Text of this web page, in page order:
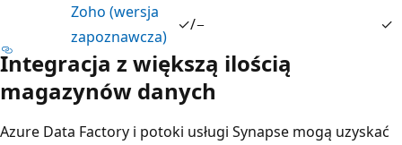
Zoho (wersja
zapoznawcza)
✓/− ✓
Integracja z większą ilością
magazynów danych
Azure Data Factory i potoki usługi Synapse mogą uzyskać